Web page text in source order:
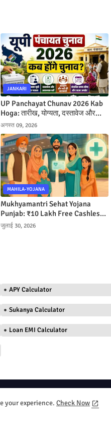
JANKARI
UP Panchayat Chunav 2026 Kab
Hoga: तारीख, योग्यता, दस्तावेज और
आरक्षण
अगस्त 09, 2026
MAHILA-YOJANA
Mukhyamantri Sehat Yojana
Punjab: ₹10 Lakh Free Cashless
Ilaj Kaise Milega
जुलाई 30, 2026
APY Calculator
Sukanya Calculator
Loan EMI Calculator
Seva 2026 Copyright ©
DMC
your experience. Check Now